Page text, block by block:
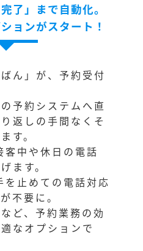
了」まで自動化。
ョンがスタート！
ん」が、予約受付
予約システムへ直
返しの手間なくそ
す。
客中や休日の電話
ます。
を止めての電話対応
不要に。
ど、予約業務の効
なオプションで